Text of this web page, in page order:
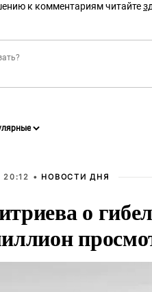
к комментариям читайте
• НОВОСТИ ДНЯ
о